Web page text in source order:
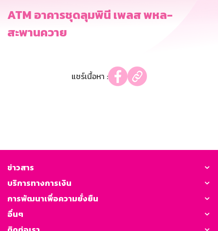
GSB Society
ATM อาคารชุดลุมพินี เพลส พหล-
สะพานควาย
แชร์เนื้อหา :
ข่าวสาร
บริการทางการเงิน
การพัฒนาเพื่อความยั่งยืน
อื่นๆ